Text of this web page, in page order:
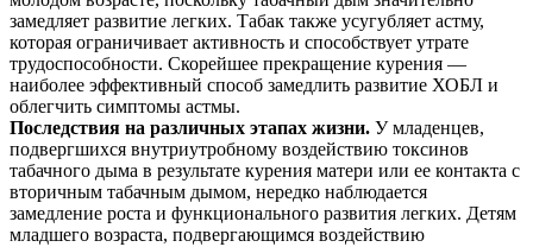
замедляет развитие легких. Табак также усугубляет астму,
которая ограничивает активность и способствует утрате
трудоспособности. Скорейшее прекращение курения —
наиболее эффективный способ замедлить развитие ХОБЛ и
облегчить симптомы астмы.
Последствия на различных этапах жизни. У младенцев,
подвергшихся внутриутробному воздействию токсинов
табачного дыма в результате курения матери или ее контакта с
вторичным табачным дымом, нередко наблюдается
замедление роста и функционального развития легких. Детям
младшего возраста, подвергающимся воздействию